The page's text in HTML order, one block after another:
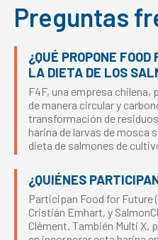
Preguntas
¿QUÉ PROPONE
LA DIETA DE LOS
F4F, una empresa
de manera circular y
transformación de
harina de larvas de mosca
dieta de salmones de
¿QUIÉNES
Participan Food for Future
Cristián Emhart, y
Clément. También Multi X,